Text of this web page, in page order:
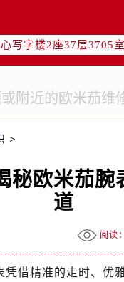
华熙国际中心写字楼
际金融中心写字楼26
写字楼2座37层3705
国际广场写字楼8层
传媒中心写字楼5号楼
地写字楼1号楼18层
商务中心东塔写字楼
士广场办公楼20层
万达广场写字楼4号
天际中心写字楼8层
>
秘欧米茄
道
阅读
借精准的走时、优